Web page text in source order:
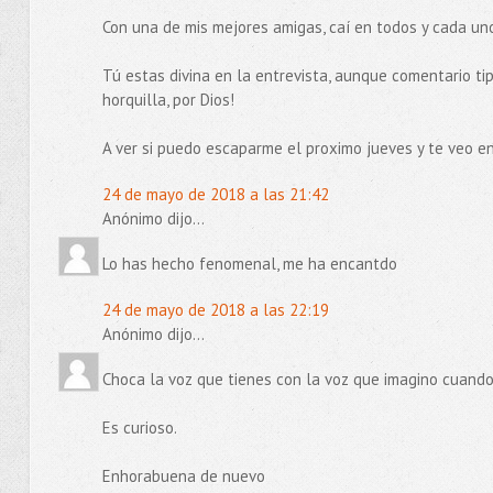
Con una de mis mejores amigas, caí en todos y cada
Tú estas divina en la entrevista, aunque comentario
horquilla, por Dios!
A ver si puedo escaparme el proximo jueves y te veo
24 de mayo de 2018 a las 21:42
Anónimo dijo...
Lo has hecho fenomenal, me ha encantdo
24 de mayo de 2018 a las 22:19
Anónimo dijo...
Choca la voz que tienes con la voz que imagino
Es curioso.
Enhorabuena de nuevo